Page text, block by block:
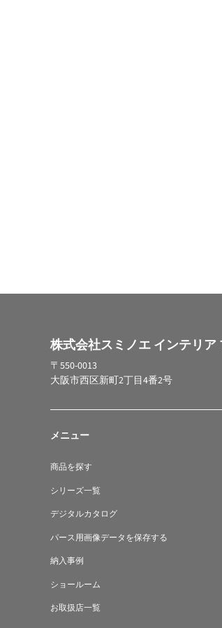
株式会社スミノエ インテリア
〒550-0013
大阪市西区新町2丁目4番2号
メニュー
商品を探す
シリーズ一覧
デジタルカタログ
パース用画像データを保存する
納入事例
ショールーム
お取扱店一覧